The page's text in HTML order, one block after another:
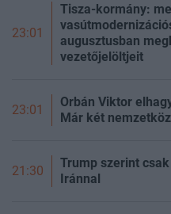
23:01
Tisza-kormány:
augusztusban
vezetőjelöltjeit
23:01
Orbán Viktor
Már két
21:30
Trump szerint
Iránnal